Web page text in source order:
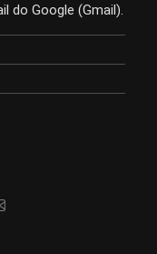
do Google (Gmail).